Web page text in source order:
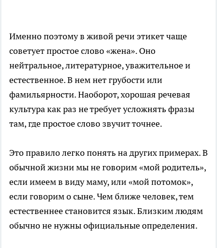
Именно поэтому в живой речи этикет чаще
советует простое слово «жена». Оно
нейтральное, литературное, уважительное и
естественное. В нем нет грубости или
фамильярности. Наоборот, хорошая речевая
культура как раз не требует усложнять фразы
там, где простое слово звучит точнее.
Это правило легко понять на других примерах. В
обычной жизни мы не говорим «мой родитель»,
если имеем в виду маму, или «мой потомок»,
если говорим о сыне. Чем ближе человек, тем
естественнее становится язык. Близким людям
обычно не нужны официальные определения.